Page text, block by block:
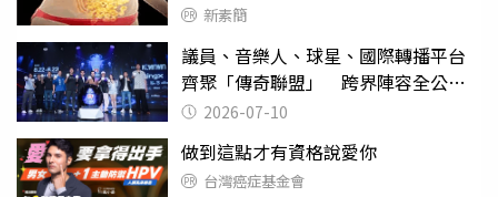
新素簡
議員、音樂人、球星、國際轉播平台
齊聚「傳奇聯盟」 跨界陣容全公
開 劍指亞洲新傳奇聯賽
2026-07-10
做到這點才有資格說愛你
台灣癌症基金會